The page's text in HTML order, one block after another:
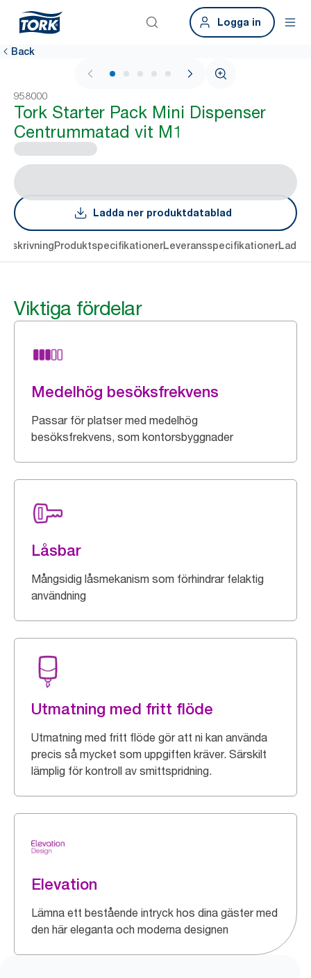
Logga in
Back
1 / 5
958000
Tork Starter Pack Mini Dispenser
Centrummatad vit M1
Ladda ner produktdatablad
ProduktspecifikationerLeveransspecifikationerLadda
Viktiga fördelar
Medelhög besöksfrekvens
Passar för platser med medelhög
besöksfrekvens, som kontorsbyggnader
Låsbar
Mångsidig låsmekanism som förhindrar felaktig
användning
Utmatning med fritt flöde
Utmatning med fritt flöde gör att ni kan använda
precis så mycket som uppgiften kräver. Särskilt
lämplig för kontroll av smittspridning.
Elevation
Lämna ett bestående intryck hos dina gäster med
den här eleganta och moderna designen